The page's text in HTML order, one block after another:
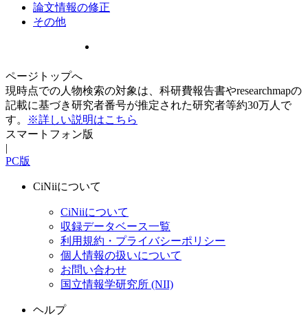
論文情報の修正
その他
ページトップへ
現時点での人物検索の対象は、科研費報告書やresearchmapの
記載に基づき研究者番号が推定された研究者等約30万人で
す。
※詳しい説明はこちら
スマートフォン版
|
PC版
CiNiiについて
CiNiiについて
収録データベース一覧
利用規約・プライバシーポリシー
個人情報の扱いについて
お問い合わせ
国立情報学研究所 (NII)
ヘルプ